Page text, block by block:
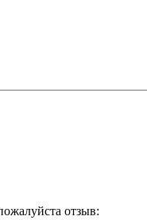
отзыв: